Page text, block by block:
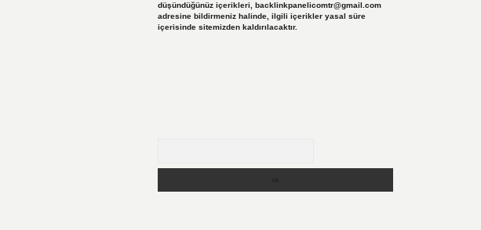
düşündüğünüz içerikleri, backlinkpanelicomtr@gmail.com
adresine bildirmeniz halinde, ilgili içerikler yasal süre
içerisinde sitemizden kaldırılacaktır.